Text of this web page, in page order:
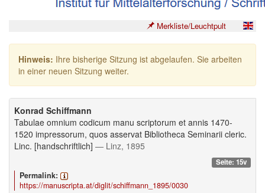
Merkliste/Leuchtpult
Hinweis: Ihre bisherige Sitzung ist abgelaufen. Sie arbeiten
in einer neuen Sitzung weiter.
Konrad Schiffmann
Tabulae omnium codicum manu scriptorum et annis 1470-
1520 impressorum, quos asservat Bibliotheca Seminarii cleric.
Linc. [handschriftlich] — Linz, 1895
Seite: 15v
Permalink:
https://manuscripta.at/diglit/schiffmann_1895/0030